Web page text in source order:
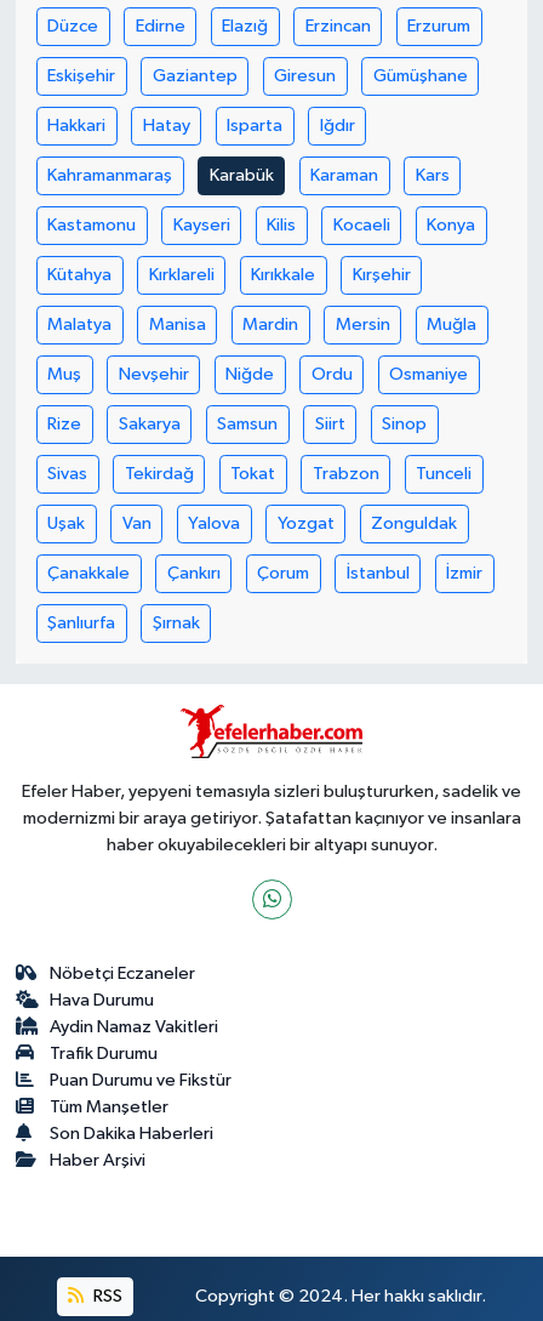
Düzce Edirne Elazığ Erzincan Erzurum
Eskişehir Gaziantep Giresun Gümüşhane
Hakkari Hatay Isparta Iğdır
Kahramanmaraş Karabük Karaman Kars
Kastamonu Kayseri Kilis Kocaeli Konya
Kütahya Kırklareli Kırıkkale Kırşehir
Malatya Manisa Mardin Mersin Muğla
Muş Nevşehir Niğde Ordu Osmaniye
Rize Sakarya Samsun Siirt Sinop
Sivas Tekirdağ Tokat Trabzon Tunceli
Uşak Van Yalova Yozgat Zonguldak
Çanakkale Çankırı Çorum İstanbul İzmir
Şanlıurfa Şırnak
Efeler Haber, yepyeni temasıyla sizleri buluştururken, sadelik ve
modernizmi bir araya getiriyor. Şatafattan kaçınıyor ve insanlara
haber okuyabilecekleri bir altyapı sunuyor.
Nöbetçi Eczaneler
Hava Durumu
Aydin Namaz Vakitleri
Trafik Durumu
Puan Durumu ve Fikstür
Tüm Manşetler
Son Dakika Haberleri
Haber Arşivi
RSS Copyright © 2024. Her hakkı saklıdır.